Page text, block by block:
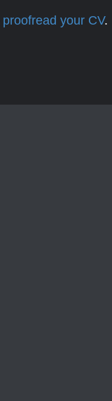
proofread your CV.